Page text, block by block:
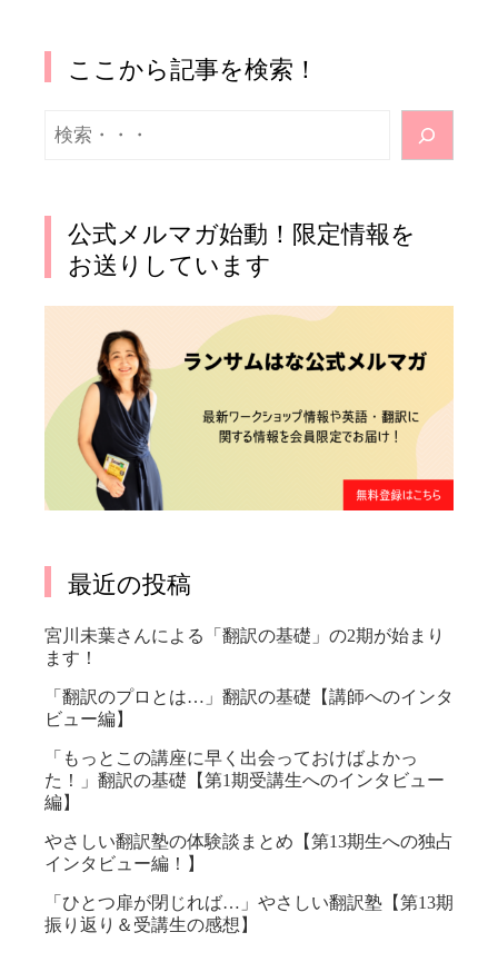
ここから記事を検索！
索
公式メルマガ始動！限定情報を
お送りしています
最近の投稿
宮川未葉さんによる「翻訳の基礎」の2期が始まり
ます！
「翻訳のプロとは…」翻訳の基礎【講師へのインタ
ビュー編】
「もっとこの講座に早く出会っておけばよかっ
た！」翻訳の基礎【第1期受講生へのインタビュー
編】
やさしい翻訳塾の体験談まとめ【第13期生への独占
インタビュー編！】
「ひとつ扉が閉じれば…」やさしい翻訳塾【第13期
振り返り＆受講生の感想】